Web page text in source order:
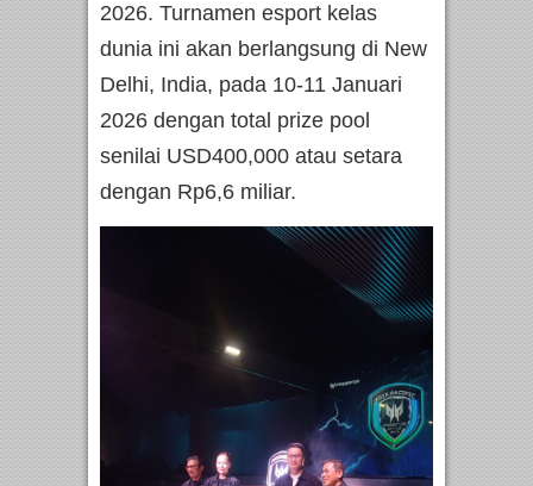
2026. Turnamen esport kelas
dunia ini akan berlangsung di New
Delhi, India, pada 10-11 Januari
2026 dengan total prize pool
senilai USD400,000 atau setara
dengan Rp6,6 miliar.